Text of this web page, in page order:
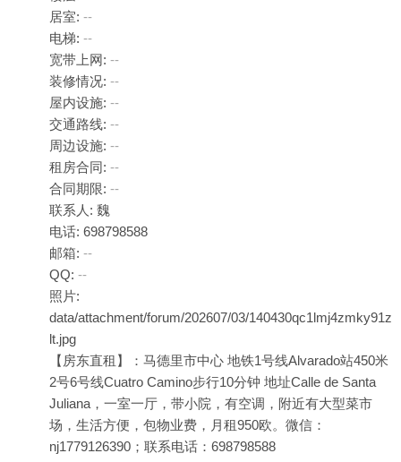
居室: --
电梯: --
宽带上网: --
装修情况: --
屋内设施: --
交通路线: --
周边设施: --
租房合同: --
合同期限: --
联系人: 魏
电话: 698798588
邮箱: --
QQ: --
照片:
data/attachment/forum/202607/03/140430qc1lmj4zmky91z
lt.jpg
【房东直租】：马德里市中心 地铁1号线Alvarado站450米
2号6号线Cuatro Camino步行10分钟 地址Calle de Santa
Juliana，一室一厅，带小院，有空调，附近有大型菜市
场，生活方便，包物业费，月租950欧。微信：
nj1779126390；联系电话：698798588